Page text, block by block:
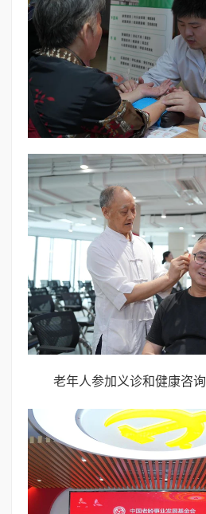
老年人参加义诊和健康咨询